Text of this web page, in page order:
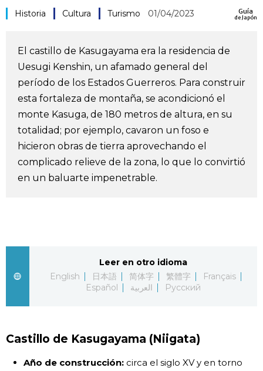
Vídeos e imágenes
En profundidad
Más
Noticias
Avisos
official SNS
Guía
de Japón
Historia Cultura Turismo 01/04/2023
El castillo de Kasugayama era la residencia de
Uesugi Kenshin, un afamado general del
período de los Estados Guerreros. Para construir
esta fortaleza de montaña, se acondicionó el
monte Kasuga, de 180 metros de altura, en su
totalidad; por ejemplo, cavaron un foso e
hicieron obras de tierra aprovechando el
complicado relieve de la zona, lo que lo convirtió
en un baluarte impenetrable.
Leer en otro idioma
English
日本語 简体字 繁體字
Français
Español
العربية Русский
Castillo de Kasugayama (Niigata)
Año de construcción:circa el siglo XV y en torno